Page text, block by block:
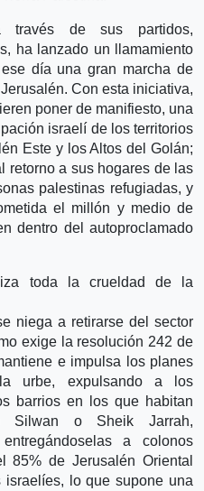
través de sus partidos,
ha lanzado un llamamiento
día una gran marcha de
Con esta iniciativa,
poner de manifiesto, una
israelí de los territorios
Este y los Altos del Golán;
retorno a sus hogares de las
palestinas refugiadas, y
el millón y medio de
dentro del autoproclamado
toda la crueldad de la
niega a retirarse del sector
exige la resolución 242 de
e impulsa los planes
urbe, expulsando a los
barrios en los que habitan
Silwan o Sheik Jarrah,
a colonos
85% de Jerusalén Oriental
lo que supone una